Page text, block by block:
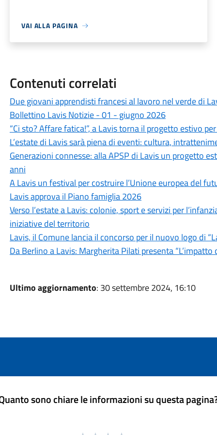
VAI ALLA PAGINA
Contenuti correlati
Due giovani apprendisti francesi al lavoro nel verde di
Bollettino Lavis Notizie - 01 - giugno 2026
“Ci sto? Affare fatica!”, a Lavis torna il progetto estivo
L’estate di Lavis sarà piena di eventi: cultura,
Generazioni connesse: alla APSP di Lavis un progetto
anni
A Lavis un festival per costruire l’Unione europea del
Lavis approva il Piano famiglia 2026
Verso l’estate a Lavis: colonie, sport e servizi per
iniziative del territorio
Lavis, il Comune lancia il concorso per il nuovo logo di
Da Berlino a Lavis: Margherita Pilati presenta “L’impatto
Ultimo aggiornamento: 30 settembre 2024, 16:10
sono chiare le informazioni su questa